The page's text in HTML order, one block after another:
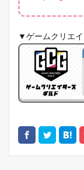
▼ゲームクリエ